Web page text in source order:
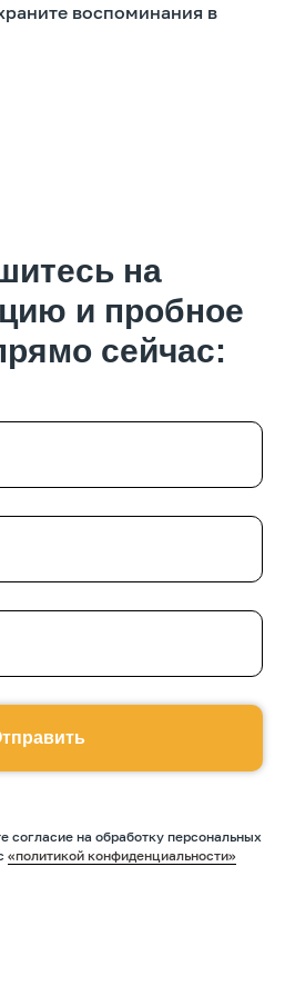
воспоминания в
на
и пробное
сейчас:
согласие на обработку персональных
«политикой конфиденциальности»